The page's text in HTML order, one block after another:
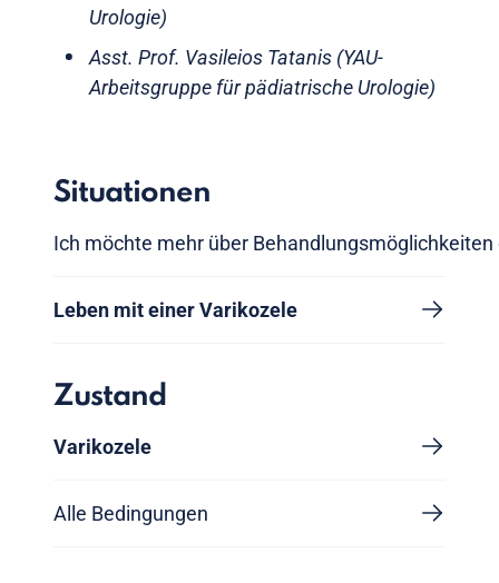
Urologie)
Asst. Prof. Vasileios Tatanis (YAU-
Arbeitsgruppe für pädiatrische Urologie)
Situationen
Ich möchte mehr über
Leben mit einer Varikozele
Zustand
Varikozele
Alle Bedingungen